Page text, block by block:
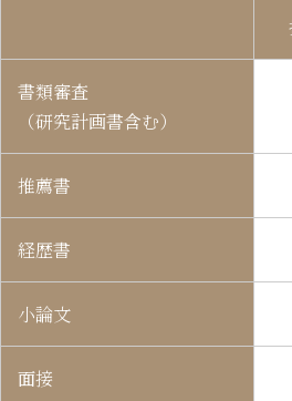
書類審査
（研究計画書含む）
推薦書
経歴書
小論文
面接